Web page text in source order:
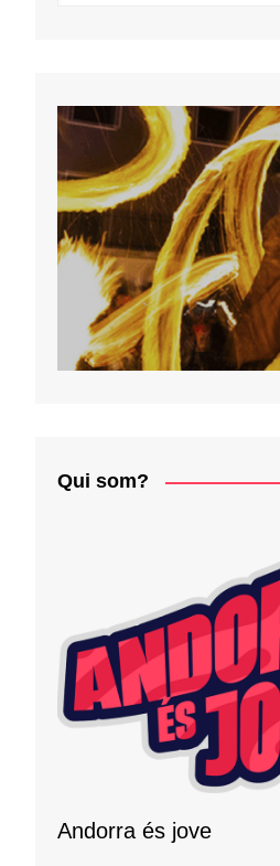
Qui som?
Andorra és jove